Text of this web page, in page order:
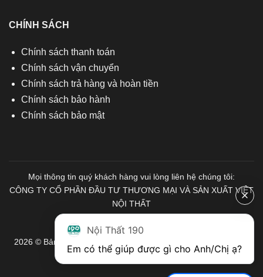
CHÍNH SÁCH
Chính sách thanh toán
Chính sách vận chuyển
Chính sách trả hàng và hoàn tiền
Chính sách bảo hành
Chính sách bảo mật
Mọi thông tin quý khách hàng vui lòng liên hệ chúng tôi:
CÔNG TY CỔ PHẦN ĐẦU TƯ THƯƠNG MẠI VÀ SẢN XUẤT VIỆT
NỘI THẤT
Mã số Thuế: 0103671313
2026 © Bản quyền thuộc về Nội Thất 190. Mọi quyền được bảo
lưu.
Nội Thất 190